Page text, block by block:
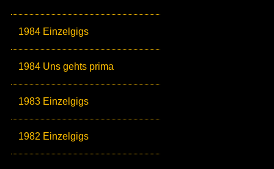
1984 Einzelgigs
1984 Uns gehts prima
1983 Einzelgigs
1982 Einzelgigs